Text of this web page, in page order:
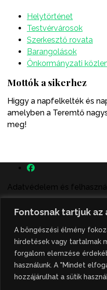
Fontosnak tartjuk
A böngészési élmény
hirdetések vagy tartalmak
forgalom elemzése
használunk. A "Mindet
hozzájárulhat a sütik
Helytörténet
Testvérvárosok
Szerkesztő rovata
Barangolások
Önkormányzati
Mottók a sikerhez
Higgy a napfelkelték és
amelyben a Teremtő
meg!
Adatvédelem és
A szenttamás.rs magyar
megjelenő szerzői írások,
tartalom a portált
Központ szellemi
tulajdont a nemzetközi és
jogosulatlan felhasználás
következményeket von